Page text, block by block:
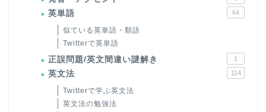
英単語 64
似ている英単語・類語
Twitterで英単語
正誤問題/英文間違い謎解き 1
英文法 114
Twitterで学ぶ英文法
英文法の勉強法